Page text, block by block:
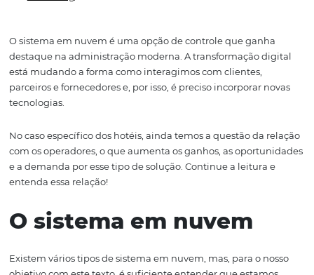
seu hotel
Em Marketing
destaque na administração moderna. A transformação
está mudando a forma como interagimos com clientes,
parceiros e fornecedores e, por isso, é preciso incorporar
No caso específico dos hotéis, ainda temos a questão da
e a demanda por esse tipo de solução. Continue a